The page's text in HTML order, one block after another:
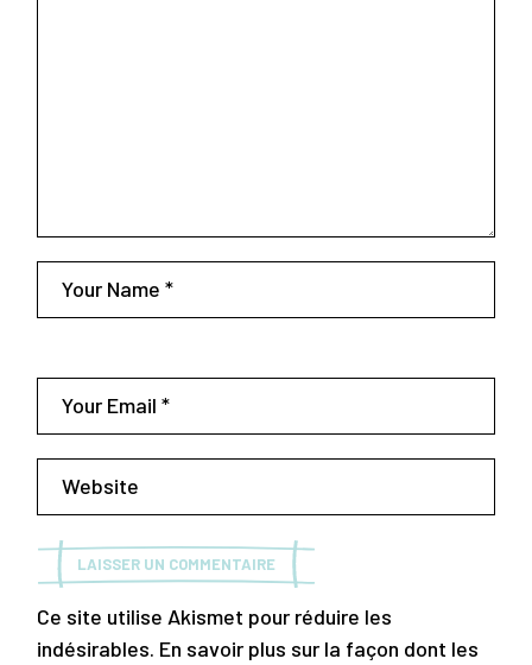
LAISSER UN COMMENTAIRE
Ce site utilise Akismet pour réduire les
indésirables. En savoir plus sur la façon dont les